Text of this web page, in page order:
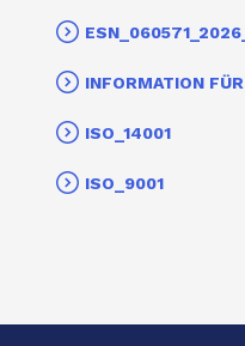
INFORMATION
ISO_14001
ISO_9001